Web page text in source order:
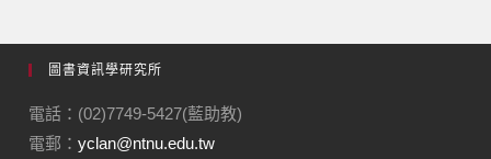
圖書資訊學研究所
電話：(02)7749-5427(藍助教)
電郵：yclan@ntnu.edu.tw